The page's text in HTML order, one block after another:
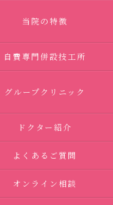
当院の特徴
自費専門併設技工所
グループクリニック
ドクター紹介
よくあるご質問
オンライン相談